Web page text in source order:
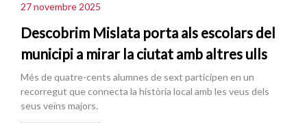
27 novembre 2025
Descobrim Mislata porta als escolars del
municipi a mirar la ciutat amb altres ulls
Més de quatre-cents alumnes de sext participen en un
recorregut que connecta la història local amb les veus dels
seus veïns majors.